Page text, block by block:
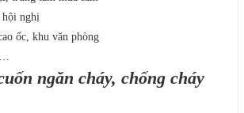
hội nghị
ốc, khu văn phòng
ngăn cháy, chống cháy